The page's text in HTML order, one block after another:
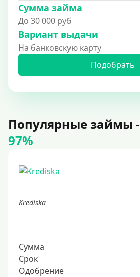
Сумма займа
До 30 000 руб
Вариант выдачи
На банковскую карту
Подобрать
Популярные займы -
97%
Krediska
Сумма
Срок
Одобрение